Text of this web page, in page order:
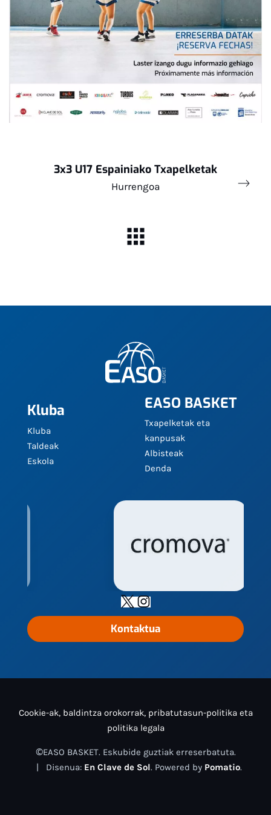
3x3 U17 Espainiako Txapelketak
Hurrengoa
Kluba
Kluba
Taldeak
Eskola
EASO BASKET
Txapelketak eta
kanpusak
Albisteak
Denda
Kontaktua
Cookie-ak, baldintza orokorrak, pribatutasun-politika eta
politika legala
©EASO BASKET. Eskubide guztiak erreserbatuta.
| Disenua: En Clave de Sol. Powered by Pomatio.